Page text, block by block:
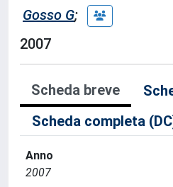
Gosso G;
2007
Scheda breve
Scheda completa
Anno
2007